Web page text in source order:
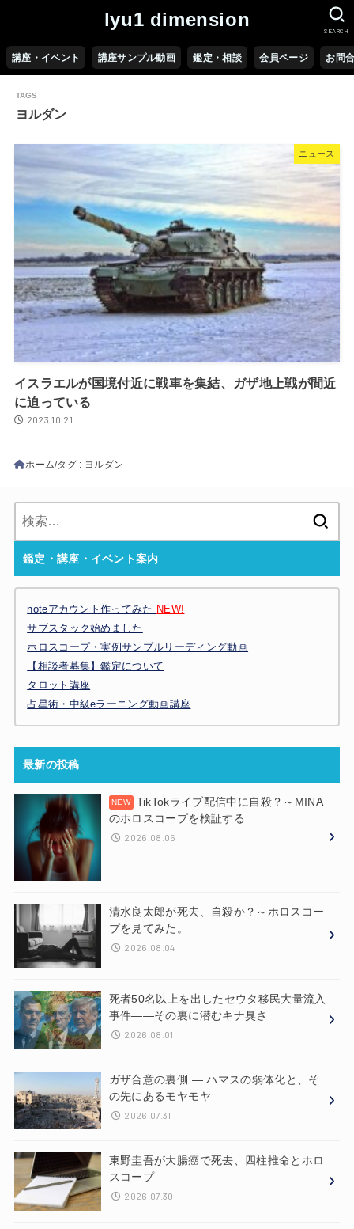
lyu1 dimension
講座・イベント 講座サンプル動画 鑑定・相談 会員ページ お問
SEARCH
ヨルダン
ニュース
イスラエルが国境付近に戦車を集結、ガザ地上戦が間近
に迫っている
2023.10.21
ホーム タグ : ヨルダン
鑑定・講座・イベント案内
noteアカウント作ってみた NEW!
サブスタック始めました
ホロスコープ・実例サンプルリーディング動画
【相談者募集】鑑定について
タロット講座
占星術・中級eラーニング動画講座
最新の投稿
TikTokライブ配信中に自殺？～MINA
のホロスコープを検証する
2026.08.06
清水良太郎が死去、自殺か？～ホロスコー
プを見てみた。
2026.08.04
死者50名以上を出したセウタ移民大量流入
事件——その裏に潜むキナ臭さ
2026.08.01
ガザ合意の裏側 ― ハマスの弱体化と、そ
の先にあるモヤモヤ
2026.07.31
東野圭吾が大腸癌で死去、四柱推命とホロ
スコープ
2026.07.30